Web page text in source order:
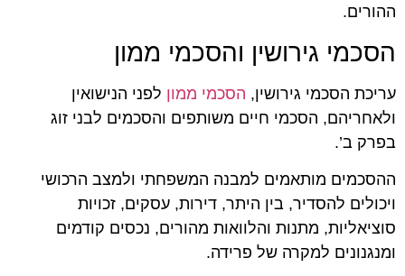
ההורים.
הסכמי גירושין והסכמי ממון
עריכת הסכמי גירושין, הסכמי ממון לפני הנישואין
ולאחריהם, הסכמי חיים משותפים והסכמים לבני זוג
בפרק ב’.
ההסכמים מותאמים למבנה המשפחתי ולמצב הרכושי
ויכולים להסדיר, בין היתר, דירות, עסקים, זכויות
סוציאליות, מתנות והלוואות מהורים, נכסים קודמים
ומנגנונים למקרה של פרידה.